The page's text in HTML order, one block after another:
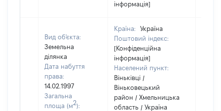
інформація]
Вид об'єкта:
Земельна
ділянка
Дата набуття
права:
14.02.1997
Загальна
площа (м2):
Країна:
Україна
Поштовий індекс:
[Конфіденційна
інформація]
Населений пункт:
Віньківці /
Віньковецький
район / Хмельницька
область / Україна